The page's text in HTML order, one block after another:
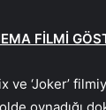
FİLMİ
ve ‘Joker’